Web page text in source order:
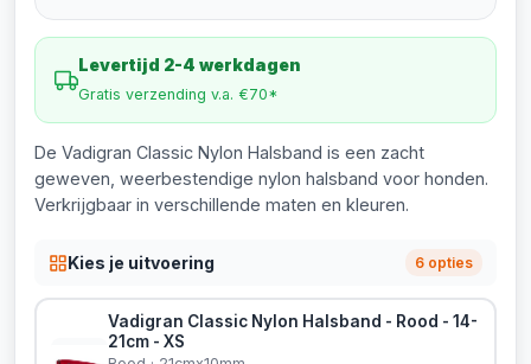
Levertijd 2-4 werkdagen
Gratis verzending v.a. €70*
De Vadigran Classic Nylon Halsband is een zacht
geweven, weerbestendige nylon halsband voor honden.
Verkrijgbaar in verschillende maten en kleuren.
Kies je uitvoering 6 opties
Vadigran Classic Nylon Halsband - Rood - 14-
21cm - XS